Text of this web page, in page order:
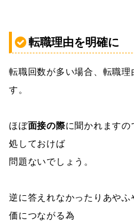
転職理由を明確に
転職回数が多い場合、転職
す。
ほぼ面接の際に聞かれますの
処しておけば
問題ないでしょう。
逆に答えれなかったりあや
価につながる為